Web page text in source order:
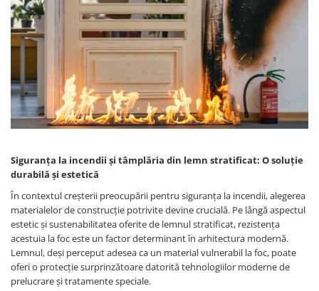
Siguranța la incendii și tâmplăria din lemn stratificat: O soluție
durabilă și estetică
În contextul creșterii preocupării pentru siguranța la incendii, alegerea
materialelor de construcție potrivite devine crucială. Pe lângă aspectul
estetic și sustenabilitatea oferite de lemnul stratificat, rezistența
acestuia la foc este un factor determinant în arhitectura modernă.
Lemnul, deși perceput adesea ca un material vulnerabil la foc, poate
oferi o protecție surprinzătoare datorită tehnologiilor moderne de
prelucrare și tratamente speciale.